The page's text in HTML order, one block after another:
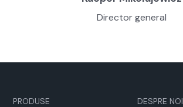
Direc­tor gen­er­al
PRODUSE DESPRE NOI